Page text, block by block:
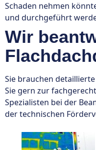
Schaden nehmen
und durchgeführt
Wir
Sie brauchen
Sie gern zur
Spezialisten bei der
der technischen